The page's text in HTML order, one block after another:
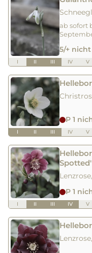
ab sofort
5/+
I II III IV V
P 1
I II III IV V
Spotted'
P 1
I II III IV V